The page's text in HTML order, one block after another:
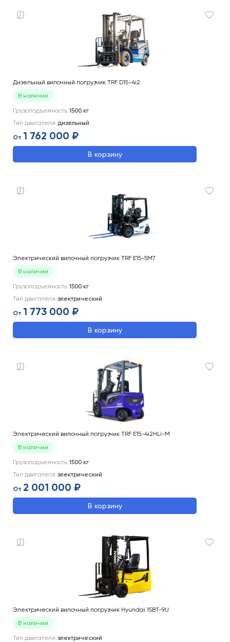
Дизельный вилочный погрузчик TRF D15-4i2
В наличии
Грузоподъемность 1500 кг
Тип двигателя дизельный
От 1 762 000 ₽
В корзину
Электрический вилочный погрузчик TRF E15-5M7
В наличии
Грузоподъемность 1500 кг
Тип двигателя электрический
От 1 773 000 ₽
В корзину
Электрический вилочный погрузчик TRF E15-4i2HLi-M
В наличии
Грузоподъемность 1500 кг
Тип двигателя электрический
От 2 001 000 ₽
В корзину
Электрический вилочный погрузчик Hyundai 15BT-9U
В наличии
Тип двигателя электрический